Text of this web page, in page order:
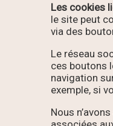
Les cookies
le site peut
via des
Le réseau
ces boutons
navigation
exemple, si
Nous